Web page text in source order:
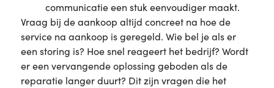
communicatie een stuk eenvoudiger maakt.
Vraag bij de aankoop altijd concreet na hoe de
service na aankoop is geregeld. Wie bel je als er
een storing is? Hoe snel reageert het bedrijf? Wordt
er een vervangende oplossing geboden als de
reparatie langer duurt? Dit zijn vragen die het